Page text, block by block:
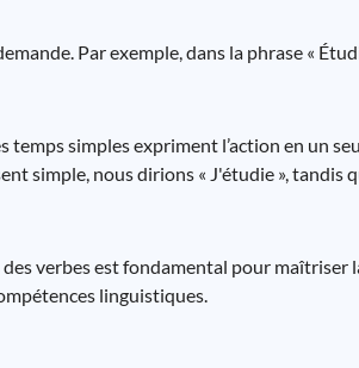
Par exemple, dans la phrase «
temps simples expriment l’action en un
simple, nous dirions « J'étudie », tandis
verbes est fondamental pour maîtriser
linguistiques.